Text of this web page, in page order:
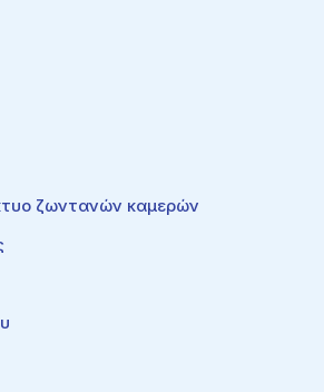
ζωντανών καμερών